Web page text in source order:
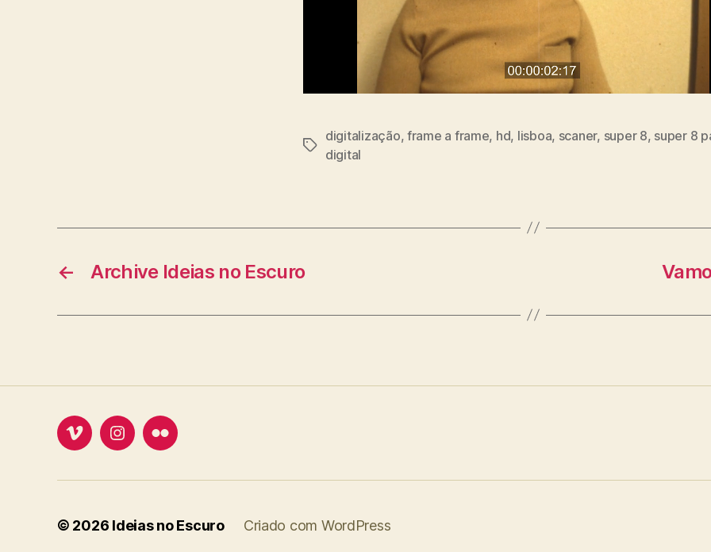
Etiquetas
digitalização, frame a frame, hd, lisboa, scaner, super 8, super 8
digital
← Archive Ideias no Escuro
VimeoInstagram
Flickr
© 2026 Ideias no Escuro Criado com WordPress